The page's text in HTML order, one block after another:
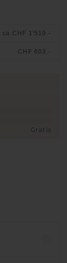
ca. CHF 1'519.-
CHF 603.-
Gratis